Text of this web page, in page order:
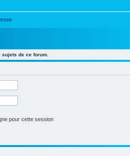
de ce forum.
pour cette session